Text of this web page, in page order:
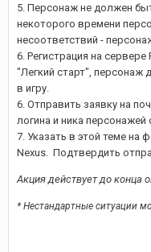
5. Персонаж не должен
некоторого времени
несоответствий -
6. Регистрация на
"Легкий старт",
в игру.
6. Отправить заявку на
логина и ника персонажей
7. Указать в этой теме на
Nexus. Подтвердить
Акция действует до конца
* Нестандартные ситуации